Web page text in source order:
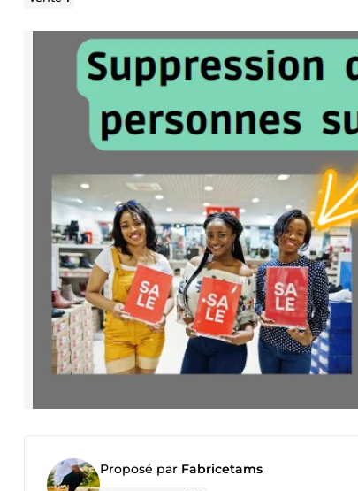
Proposé par Fabricetams